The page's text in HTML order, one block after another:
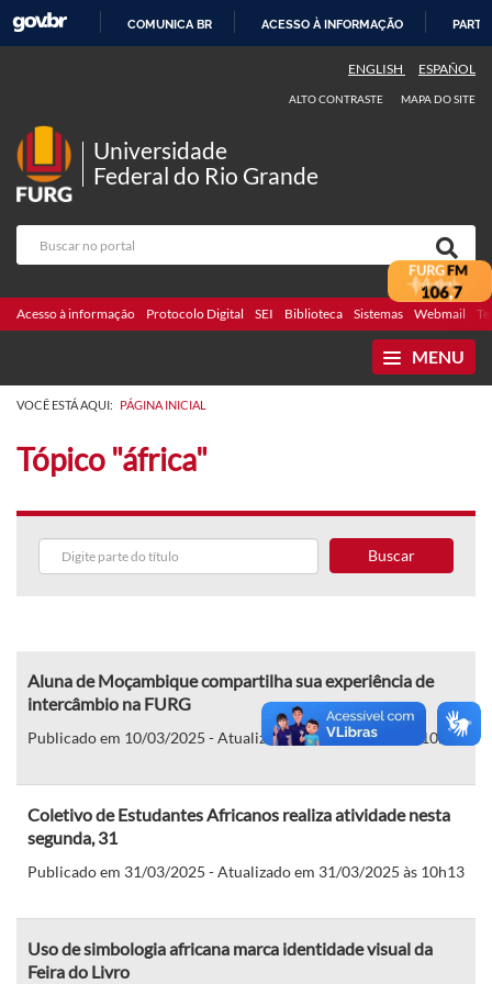
COMUNICA BR ACESSO À INFORMAÇÃO
ENGLISH ESPAÑOL
ALTO CONTRASTE MAPA DO SITE
Universidade
Federal do Rio Grande
Acesso à informação Protocolo Digital SEI Biblioteca Sistemas Webmail
MENU
VOCÊ ESTÁ AQUI: PÁGINA INICIAL
Tópico "áfrica"
Buscar
Aluna de Moçambique compartilha sua experiência de
intercâmbio na FURG
Publicado em 10/03/2025 - Atualizado em 10/03/2025 às 10h27
Coletivo de Estudantes Africanos realiza atividade nesta
segunda, 31
Publicado em 31/03/2025 - Atualizado em 31/03/2025 às 10h13
Uso de simbologia africana marca identidade visual da
Feira do Livro